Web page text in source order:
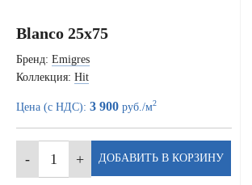
Blanco 25x75
Бренд: Emigres
Коллекция: Hit
Цена (с НДС): 3 900 руб./м2